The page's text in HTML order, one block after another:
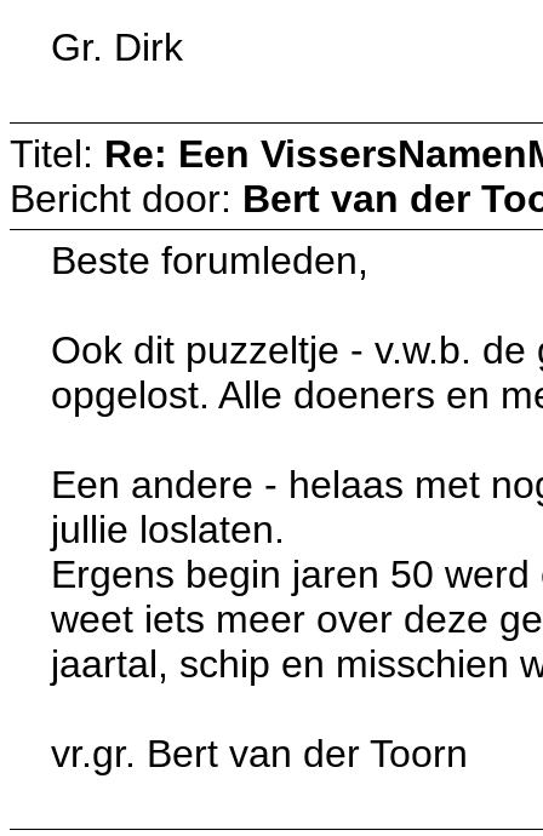
Gr. Dirk
Titel: Re: Een
Bericht door: Bert van der
Beste forumleden,
Ook dit puzzeltje - v.w.b.
opgelost. Alle doeners en
Een andere - helaas met
jullie loslaten.
Ergens begin jaren 50
weet iets meer over deze
jaartal, schip en misschien
vr.gr. Bert van der Toorn